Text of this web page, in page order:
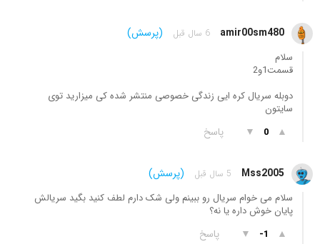
amir00sm480 6 سال قبل (پرسش)
سلام
قسمت1و2
دوبله سریال کره ایی زندگی خصوصی منتشر شده کی میزارید توی
سایتون
▲
0
▼ پاسخ
Mss2005 5 سال قبل (پرسش)
سلام می خوام سریال رو ببینم ولی شک دارم لطف کنید بگید سریالش
پایان خوش داره یا نه؟
▲
-1
▼ پاسخ